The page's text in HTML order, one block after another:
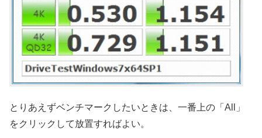
とりあえずベンチマークしたいときは、一番上の「All」
をクリックして放置すればよい。